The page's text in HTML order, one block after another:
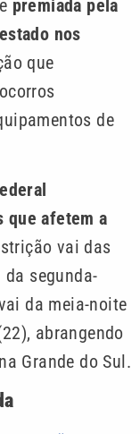
premiada pela
nos
que
de
que afetem a
vai das
segunda-
da meia-noite
abrangendo
Grande do Sul.